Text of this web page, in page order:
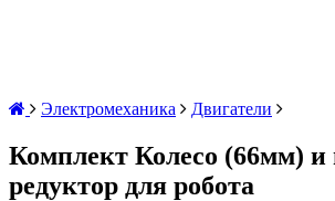
Электромеханика Двигатели
Комплект Колесо (66мм) и
редуктор для робота